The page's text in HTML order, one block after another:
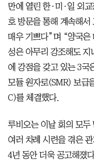
만에 열린 한·미·일 외
호 방문을 통해 계속해서
매우 기쁘다”며 “양국은
성은 아무리 강조해도
에 강점을 갖고 있는 3국
모듈 원자로(SMR) 보급
C)를 체결했다.
루비오는 이날 회의 모두
여러 차례 시련을 겪은
4년 동안 더욱 공고해졌